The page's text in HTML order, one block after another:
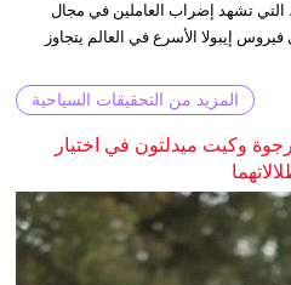
التي تشهد إضراب العاملين في مجال
إيبولا الأسرع في العالم يتجاوز
المزيد من التحقيقات السياحية
وكيت ميدلتون في اختيار